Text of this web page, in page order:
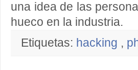
una idea de las
hueco en la industria.
Etiquetas: hacking ,